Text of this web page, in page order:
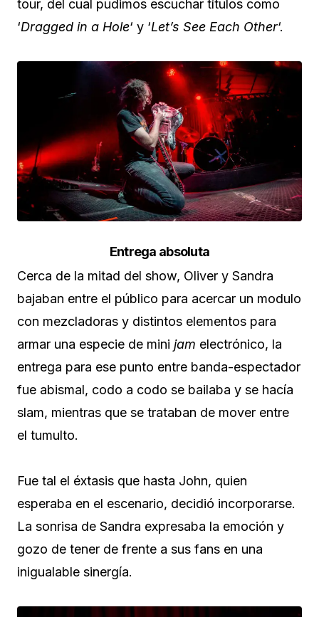
tour, del cual pudimos escuchar títulos como
‘Dragged in a Hole‘ y ‘Let’s See Each Other‘.
Entrega absoluta
Cerca de la mitad del show, Oliver y Sandra
bajaban entre el público para acercar un modulo
con mezcladoras y distintos elementos para
armar una especie de mini jam electrónico, la
entrega para ese punto entre banda-espectador
fue abismal, codo a codo se bailaba y se hacía
slam, mientras que se trataban de mover entre
el tumulto.
Fue tal el éxtasis que hasta John, quien
esperaba en el escenario, decidió incorporarse.
La sonrisa de Sandra expresaba la emoción y
gozo de tener de frente a sus fans en una
inigualable sinergía.